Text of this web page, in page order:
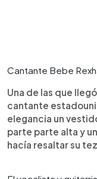
Cantante Bebe
Una de las que
cantante
elegancia un
parte parte alta y
hacía resaltar su